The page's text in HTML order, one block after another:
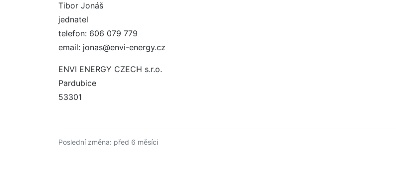
Tibor Jonáš
jednatel
telefon: 606 079 779
email: jonas@envi-energy.cz
ENVI ENERGY CZECH s.r.o.
Pardubice
53301
Poslední změna: před 6 měsíci